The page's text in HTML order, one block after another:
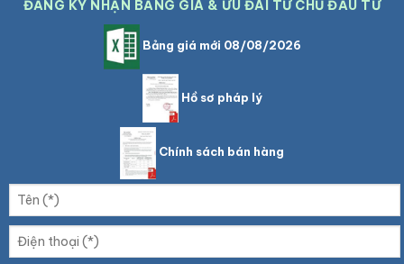
ĐĂNG KÝ NHẬN BẢNG GIÁ & ƯU ĐÃI TỪ CHỦ ĐẦU TƯ
Bảng giá mới 08/08/2026
Hồ sơ pháp lý
Chính sách bán hàng